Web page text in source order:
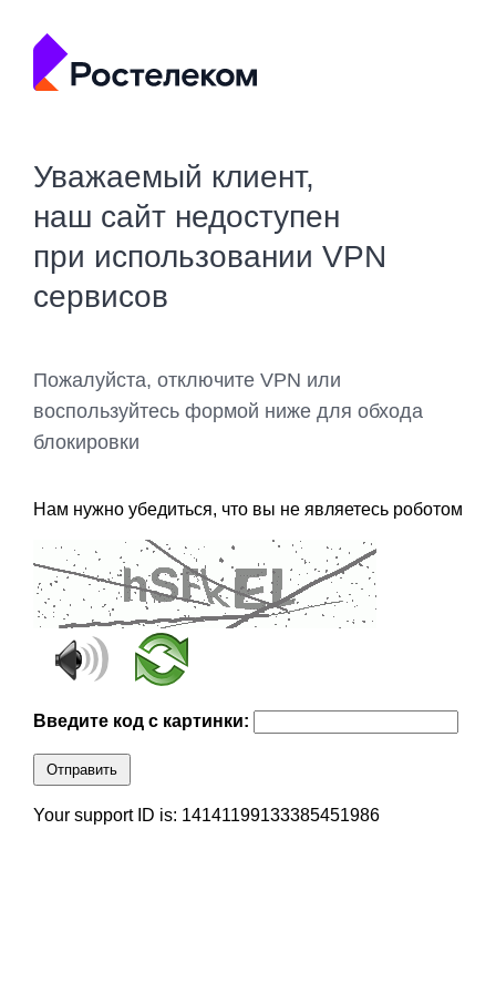
Уважаемый клиент,
наш сайт недоступен
при использовании VPN
сервисов
Пожалуйста, отключите VPN или
воспользуйтесь формой ниже для обхода
блокировки
Нам нужно убедиться, что вы не являетесь роботом
Введите код с картинки:
Отправить
Your support ID is: 14141199133385451986